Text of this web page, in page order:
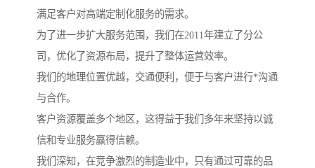
满足客户对高端定制化服务的需求。
为了进一步扩大服务范围，我们在2011年建立了分公
司，优化了资源布局，提升了整体运营效率。
我们的地理位置优越，交通便利，便于与客户进行*沟通
与合作。
客户资源覆盖多个地区，这得益于我们多年来坚持以诚
信和专业服务赢得信赖。
我们深知，在竞争激烈的制造业中，只有通过可靠的品